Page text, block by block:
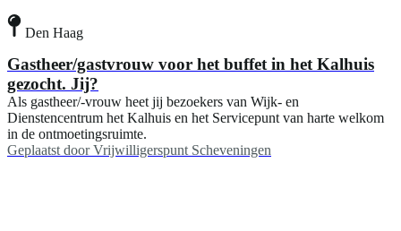
Den Haag
Gastheer/gastvrouw voor het buffet in het Kalhuis
gezocht. Jij?
Als gastheer/-vrouw heet jij bezoekers van Wijk- en
Dienstencentrum het Kalhuis en het Servicepunt van harte welkom
in de ontmoetingsruimte.
Geplaatst door Vrijwilligerspunt Scheveningen